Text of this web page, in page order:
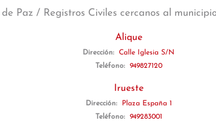
de Paz / Registros Civiles cercanos al
Alique
Dirección:
Calle Iglesia S/N
Teléfono:
949827120
Irueste
Dirección:
Plaza España 1
Teléfono:
949283001